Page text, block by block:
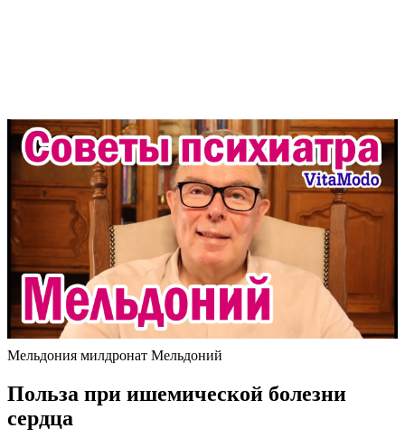
Мельдония милдронат Мельдоний
Польза при ишемической болезни
сердца